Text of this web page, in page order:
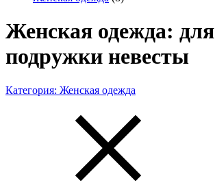
Женская одежда: для
подружки невесты
Категория: Женская одежда